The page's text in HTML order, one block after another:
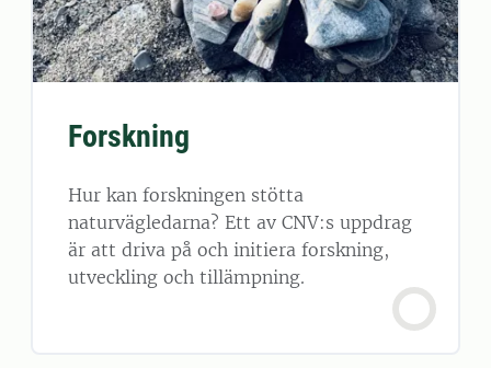
Forskning
Hur kan forskningen stötta
naturvägledarna? Ett av CNV:s uppdrag
är att driva på och initiera forskning,
utveckling och tillämpning.